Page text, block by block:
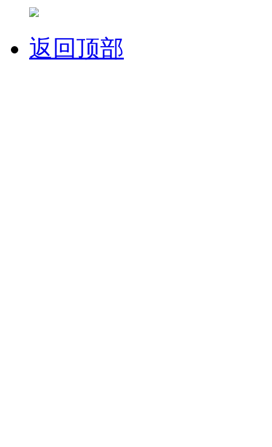
返回顶部